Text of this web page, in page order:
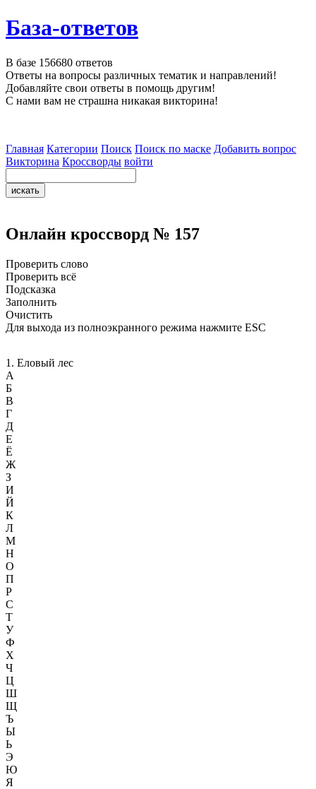
База-ответов
В базе 156680 ответов
Ответы на вопросы различных тематик и направлений!
Добавляйте свои ответы в помощь другим!
С нами вам не страшна никакая викторина!
Главная Категории Поиск Поиск по маске Добавить вопрос
Викторина Кроссворды войти
Онлайн кроссворд № 157
Проверить слово
Проверить всё
Подсказка
Заполнить
Очистить
Для выхода из полноэкранного режима нажмите ESC
1. Eловый лeс
А
Б
В
Г
Д
Е
Ё
Ж
З
И
Й
К
Л
М
Н
О
П
Р
С
Т
У
Ф
Х
Ч
Ц
Ш
Щ
Ъ
Ы
Ь
Э
Ю
Я